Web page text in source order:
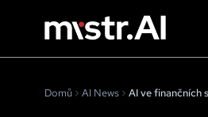
Domů AI News AI ve finančních